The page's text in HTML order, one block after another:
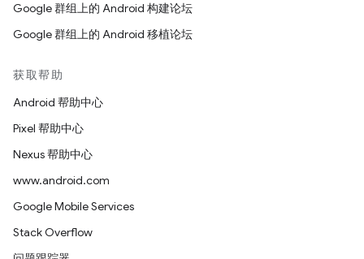
Google 群组上的 Android 构建论坛
Google 群组上的 Android 移植论坛
获取帮助
Android 帮助中心
Pixel 帮助中心
Nexus 帮助中心
www.android.com
Google Mobile Services
Stack Overflow